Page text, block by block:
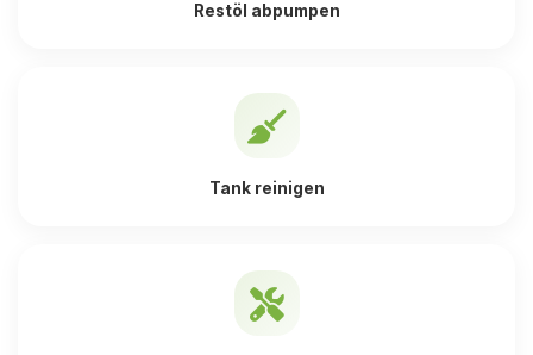
Restöl abpumpen
Tank reinigen